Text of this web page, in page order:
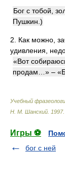
Бог с тобой,
Пушкин.)
2. Как можно,
удивления,
«Вот
продам…» –
Учебный
Н. М. Шанский 1997.
Игры ⚽
бог с ней